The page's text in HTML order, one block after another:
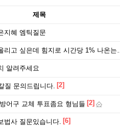
제목
지혜 엠틱질문
고 싶은데 힘지로 시간당 1% 나온는곳 있나요?
알려주세요
질 문의드립니다. [2]
어구 교체 투표좀요 형님들 [2]
법사 질문있습니다. [6]